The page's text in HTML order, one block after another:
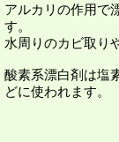
アルカリの作用で
す。
水周りのカビ取り
酸素系漂白剤は塩
どに使われます。